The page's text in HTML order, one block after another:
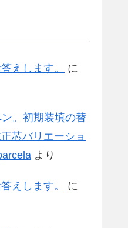
えします。
に
。初期装填の替
芯バリエーショ
より
えします。
に